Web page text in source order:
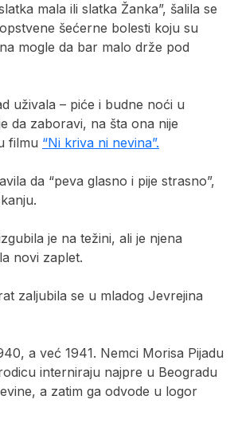
mala ili slatka Žanka”, šalila se
šećerne bolesti koju su
mogle da bar malo drže pod
uživala – piće i budne noći u
da zaboravi, na šta ona nije
filmu “Ni kriva ni nevina”.
da “peva glasno i pije strasno”,
je na težini, ali je njena
novi zaplet.
zaljubila se u mladog Jevrejina
a već 1941. Nemci Morisa Pijadu
interniraju najpre u Beogradu
a zatim ga odvode u logor